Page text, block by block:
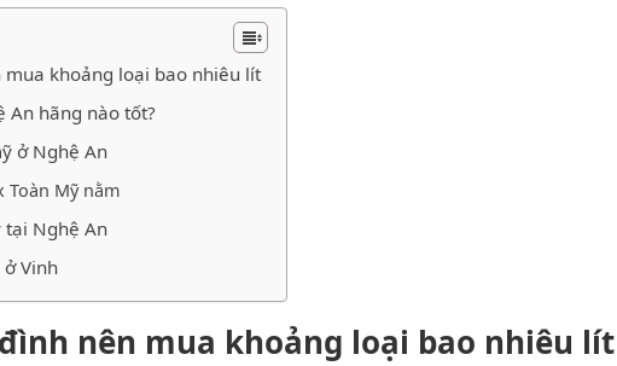
mua khoảng loại bao nhiêu lít
An hãng nào tốt?
ở Nghệ An
Toàn Mỹ nằm
tại Nghệ An
Vinh
nên mua khoảng loại bao nhiêu lít